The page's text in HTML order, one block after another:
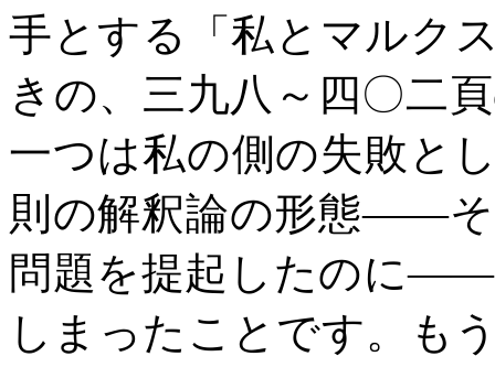
手とする「私とマルク
きの、三九八～四〇二
一つは私の側の失敗と
則の解釈論の形態――
問題を提起したのに
しまったことです。も